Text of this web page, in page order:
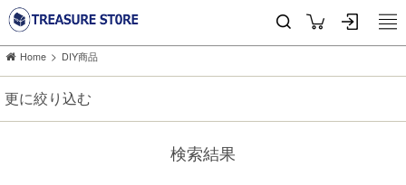
Home > DIY商品
更に絞り込む
検索結果